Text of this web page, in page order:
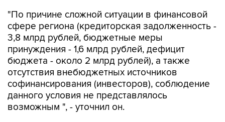
"По причине сложной ситуации в финансовой
сфере региона (кредиторская задолженность -
3,8 млрд рублей, бюджетные меры
принуждения - 1,6 млрд рублей, дефицит
бюджета - около 2 млрд рублей), а также
отсутствия внебюджетных источников
софинансирования (инвесторов), соблюдение
данного условия не представлялось
возможным ", - уточнил он.